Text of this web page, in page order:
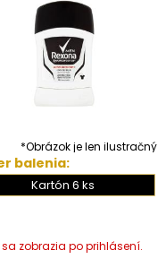
*Obrázok je len ilustračný
balenia:
Kartón 6 ks